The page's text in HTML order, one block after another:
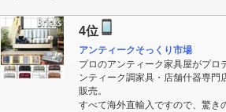
4位
アンティークそっくり市場
プロのアンティーク家具屋がプロ
ンティーク調家具・店舗什器専門
販売。
すべて海外直輸入ですので、驚き